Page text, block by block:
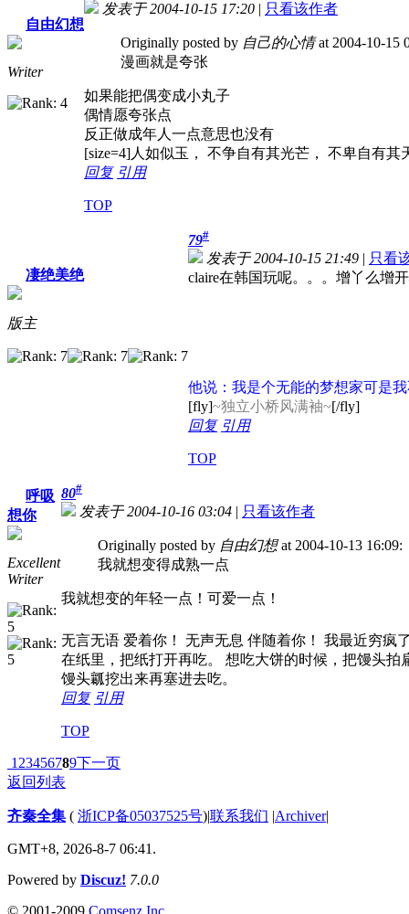
自由幻想
Writer
发表于 2004-10-15 17:20 | 只看该作者
Originally posted by 自己的心情at 2004-10-15
漫画就是夸张
如果能把偶变成小丸子
偶情愿夸张点
反正做成年人一点意思也没有
[size=4]人如似玉， 不争自有其光芒， 不卑自有其
回复 引用
TOP
凄绝美绝
版主
79#
发表于 2004-10-15 21:49 | 只看
claire在韩国玩呢。。。增丫么增
他说：我是个无能的梦想家可是
[fly]~独立小桥风满袖~[/fly]
回复 引用
TOP
呼吸
想你
Excellent
Writer
80#
发表于 2004-10-16 03:04 | 只看该作者
Originally posted by 自由幻想at 2004-10-13 16:09:
我就想变得成熟一点
我就想变的年轻一点！可爱一点！
无言无语 爱着你！ 无声无息 伴随着你！ 我最近穷疯
在纸里，把纸打开再吃。 想吃大饼的时候，把馒头
馒头瓤挖出来再塞进去吃。
回复 引用
TOP
1 23456789下一页
返回列表
齐秦全集 ( 浙ICP备05037525号)|联系我们 |Archiver|
GMT+8, 2026-8-7 06:41.
Powered by Discuz! 7.0.0
© 2001-2009 Comsenz Inc.